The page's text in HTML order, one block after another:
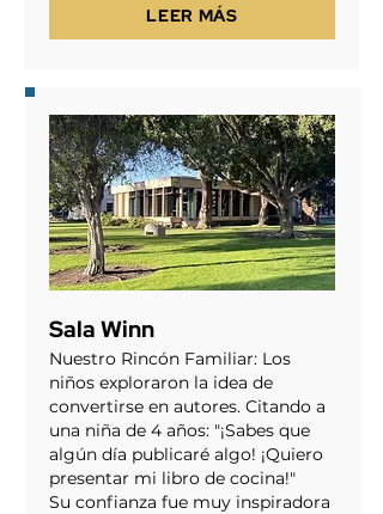
LEER MÁS
Sala Winn
Nuestro Rincón Familiar: Los
niños exploraron la idea de
convertirse en autores. Citando a
una niña de 4 años: "¡Sabes que
algún día publicaré algo! ¡Quiero
presentar mi libro de cocina!"
Su confianza fue muy inspiradora